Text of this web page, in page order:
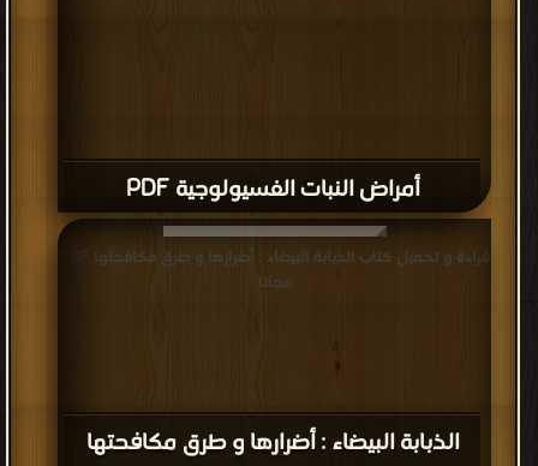
أمراض النبات الفسيولوجية PDF
الذبابة البيضاء : أضرارها و طرق مكافحتها
قراءة و تحميل كتاب الذبابة البيضاء : أضرارها و طرق مكافحتها PDF
مجانا